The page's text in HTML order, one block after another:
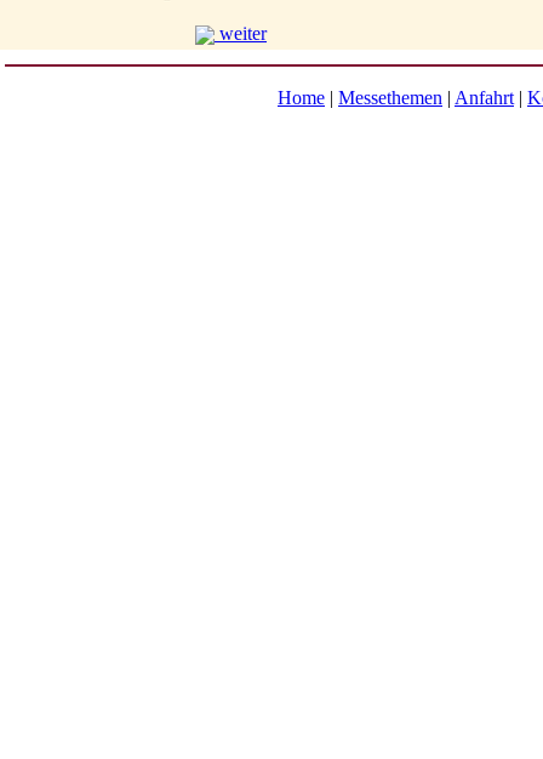
weiter
Home | Messethemen | Anfahrt |